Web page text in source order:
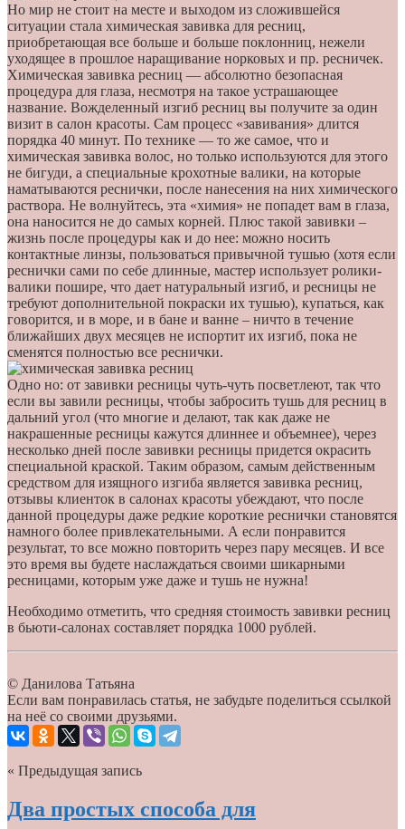
Но мир не стоит на месте и выходом из сложившейся
ситуации стала химическая завивка для ресниц,
приобретающая все больше и больше поклонниц, нежели
уходящее в прошлое наращивание норковых и пр. ресничек.
Химическая завивка ресниц — абсолютно безопасная
процедура для глаза, несмотря на такое устрашающее
название. Вожделенный изгиб ресниц вы получите за один
визит в салон красоты. Сам процесс «завивания» длится
порядка 40 минут. По технике — то же самое, что и
химическая завивка волос, но только используются для этого
не бигуди, а специальные крохотные валики, на которые
наматываются реснички, после нанесения на них химического
раствора. Не волнуйтесь, эта «химия» не попадет вам в глаза,
она наносится не до самых корней. Плюс такой завивки –
жизнь после процедуры как и до нее: можно носить
контактные линзы, пользоваться привычной тушью (хотя если
реснички сами по себе длинные, мастер использует ролики-
валики пошире, что дает натуральный изгиб, и ресницы не
требуют дополнительной покраски их тушью), купаться, как
говорится, и в море, и в бане и ванне – ничто в течение
ближайших двух месяцев не испортит их изгиб, пока не
сменятся полностью все реснички.
Одно но: от завивки ресницы чуть-чуть посветлеют, так что
если вы завили ресницы, чтобы забросить тушь для ресниц в
дальний угол (что многие и делают, так как даже не
накрашенные ресницы кажутся длиннее и объемнее), через
несколько дней после завивки ресницы придется окрасить
специальной краской. Таким образом, самым действенным
средством для изящного изгиба является завивка ресниц,
отзывы клиенток в салонах красоты убеждают, что после
данной процедуры даже редкие короткие реснички становятся
намного более привлекательными. А если понравится
результат, то все можно повторить через пару месяцев. И все
это время вы будете наслаждаться своими шикарными
ресницами, которым уже даже и тушь не нужна!
Необходимо отметить, что средняя стоимость завивки ресниц
в бьюти-салонах составляет порядка 1000 рублей.
© Данилова Татьяна
Если вам понравилась статья, не забудьте поделиться ссылкой
на неё со своими друзьями.
« Предыдущая запись
Два простых способа для